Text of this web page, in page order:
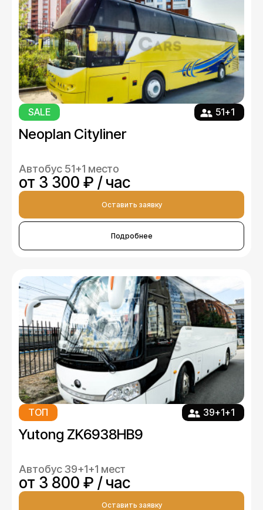
SALE 51+1
Neoplan Cityliner
Автобус 51+1 место
от 3 300 ₽ / час
Оставить заявку
Подробнее
ТОП 39+1+1
Yutong ZK6938HB9
Автобус 39+1+1 мест
от 3 800 ₽ / час
Оставить заявку